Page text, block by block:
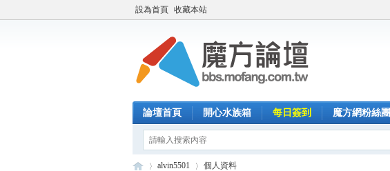
設為首頁 收藏本站
論壇首頁 開心水族箱 每日簽到 魔方網粉絲團
alvin5501 個人資料